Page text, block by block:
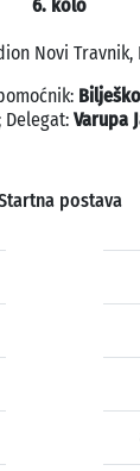
6. kolo
Novi
Delegat: Varupa
postava